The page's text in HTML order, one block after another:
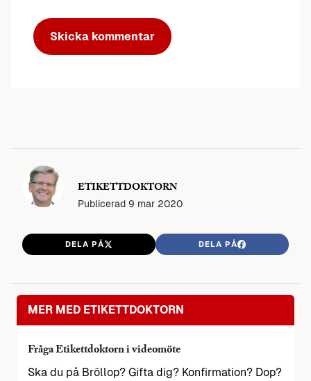
ETIKETTDOKTORN
Publicerad 9 mar 2020
DELA PÅ DELA PÅ
MER MED ETIKETTDOKTORN
Fråga Etikettdoktorn i videomöte
Ska du på Bröllop? Gifta dig? Konfirmation? Dop?